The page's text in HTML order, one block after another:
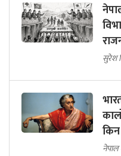
सुरेश